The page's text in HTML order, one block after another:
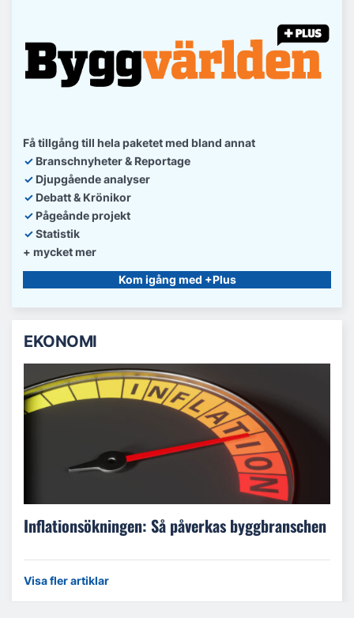
Få tillgång till hela paketet med bland annat
✓ Branschnyheter & Reportage
✓ Djupgående analyser
✓ Debatt& Krönikor
✓ Pågeånde projekt
✓Statistik
+ mycket mer
Kom igång med +Plus
EKONOMI
Inflationsökningen: Så påverkas byggbranschen
Visa fler artiklar